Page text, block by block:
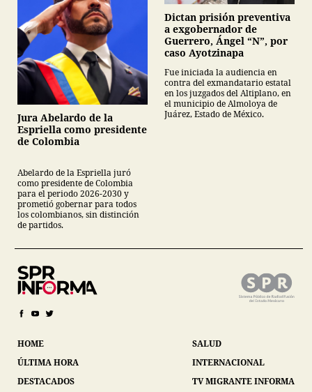
Jura Abelardo de la
Espriella como presidente
de Colombia
Abelardo de la Espriella juró
como presidente de Colombia
para el periodo 2026-2030 y
prometió gobernar para todos
los colombianos, sin distinción
de partidos.
Dictan prisión preventiva
a exgobernador de
Guerrero, Ángel “N”, por
caso Ayotzinapa
Fue iniciada la audiencia en
contra del exmandatario estatal
en los juzgados del Altiplano, en
el municipio de Almoloya de
Juárez, Estado de México.
HOME
ÚLTIMA HORA
DESTACADOS
SALUD
INTERNACIONAL
TV MIGRANTE INFORMA